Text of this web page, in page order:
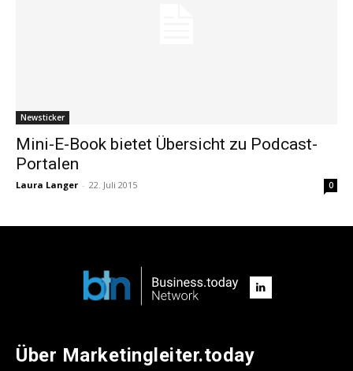
Newsticker
Mini-E-Book bietet Übersicht zu Podcast-
Portalen
Laura Langer - 22. Juli 2015 0
Über Marketingleiter.today